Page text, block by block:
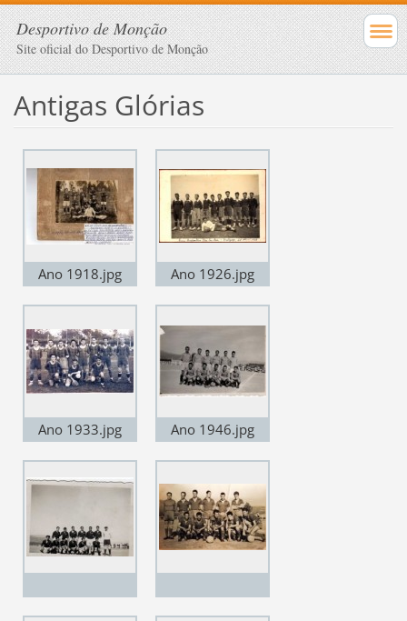
Desportivo de Monção
Site oficial do Desportivo de Monção
Antigas Glórias
Ano 1918.jpg Ano 1926.jpg
Ano 1933.jpg Ano 1946.jpg